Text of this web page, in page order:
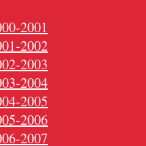
2001
2002
2003
2004
2005
2006
2007